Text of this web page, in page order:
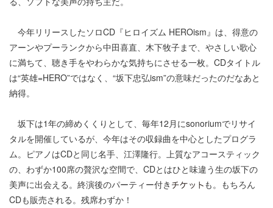
今年リリースしたソロCD『ヒロイズム HEROism』は、得意の
アーンやプーランクから中田喜直、木下牧子まで、やさしい歌心
に満ちて、聴き手をやわらかな気持ちにさせる一枚。CDタイトル
は“英雄=HERO”ではなく、“坂下忠弘ism”の意味だったのだなあと
納得。
坂下は1年の締めくくりとして、毎年12月にsonoriumでリサイ
タルを開催しているが、今年はその収録曲を中心としたプログラ
ム。ピアノはCDと同じ名手、江澤隆行。上質なアコースティック
の、わずか100席の贅沢な空間で、CDとはひと味違う生の坂下の
美声に出会える。終演後のパーティー付き
も。もちろん
CDも販売される。残席わずか！